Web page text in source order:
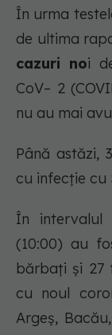
În urma
de ultima
cazuri noi
CoV– 2
nu au mai
Până astăzi,
cu infecție cu
În intervalul
(10:00) au
bărbați și 27
cu noul
Argeș,